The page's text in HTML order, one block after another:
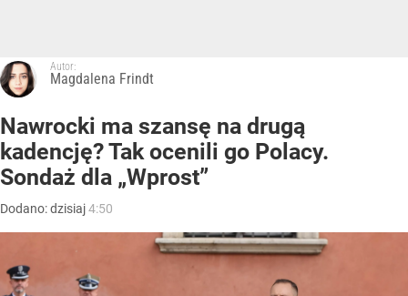
Autor:
Magdalena Frindt
Nawrocki ma szansę na drugą
kadencję? Tak ocenili go Polacy.
Sondaż dla „Wprost”
Dodano:dzisiaj4:50